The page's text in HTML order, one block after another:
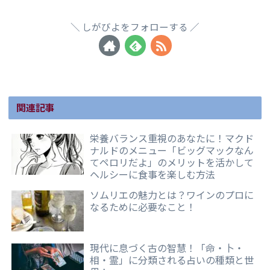
しがびよをフォローする
関連記事
栄養バランス重視のあなたに！マクド
ナルドのメニュー「ビッグマックなん
てペロリだよ」のメリットを活かして
ヘルシーに食事を楽しむ方法
ソムリエの魅力とは？ワインのプロに
なるために必要なこと！
現代に息づく古の智慧！「命・卜・
相・霊」に分類される占いの種類と世